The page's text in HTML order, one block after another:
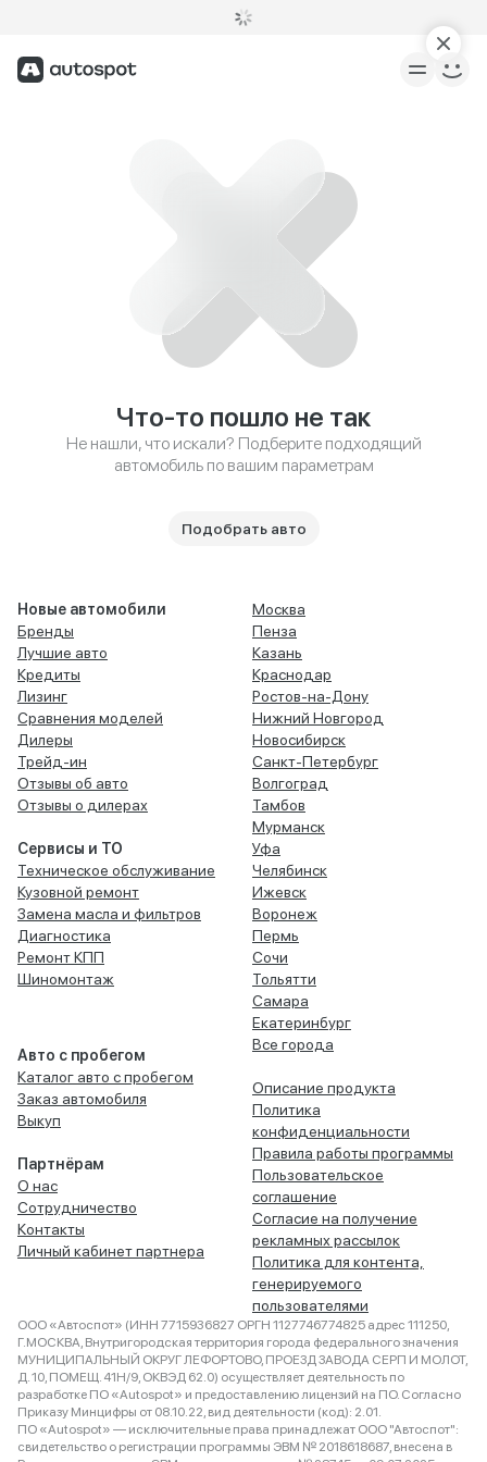
Что-то пошло не так
Не нашли, что искали? Подберите подходящий
автомобиль по вашим параметрам
Подобрать авто
Новые автомобили
Бренды
Лучшие авто
Кредиты
Лизинг
Сравнения моделей
Дилеры
Трейд-ин
Отзывы об авто
Отзывы о дилерах
Сервисы и ТО
Техническое обслуживание
Кузовной ремонт
Замена масла и фильтров
Диагностика
Ремонт КПП
Шиномонтаж
Авто с пробегом
Каталог авто с пробегом
Заказ автомобиля
Выкуп
Партнёрам
О нас
Сотрудничество
Контакты
Личный кабинет партнера
Москва
Пенза
Казань
Краснодар
Ростов-на-Дону
Нижний Новгород
Новосибирск
Санкт-Петербург
Волгоград
Тамбов
Мурманск
Уфа
Челябинск
Ижевск
Воронеж
Пермь
Сочи
Тольятти
Самара
Екатеринбург
Все города
Описание продукта
Политика
конфиденциальности
Правила работы программы
Пользовательское
соглашение
Согласие на получение
рекламных рассылок
Политика для контента,
генерируемого
пользователями
ООО «Автоспот» (ИНН 7715936827 ОРГН 1127746774825 адрес 111250,
Г.МОСКВА, Внутригородская территория города федерального значения
МУНИЦИПАЛЬНЫЙ ОКРУГ ЛЕФОРТОВО, ПРОЕЗД ЗАВОДА СЕРП И МОЛОТ,
Д. 10, ПОМЕЩ. 41Н/9, ОКВЭД 62.0) осуществляет деятельность по
разработке ПО «Autospot» и предоставлению лицензий на ПО. Согласно
Приказу Минцифры от 08.10.22, вид деятельности (код): 2.01.
ПО «Autospot» — исключительные права принадлежат ООО "Автоспот":
свидетельство о регистрации программы ЭВМ № 2018618687, внесена в